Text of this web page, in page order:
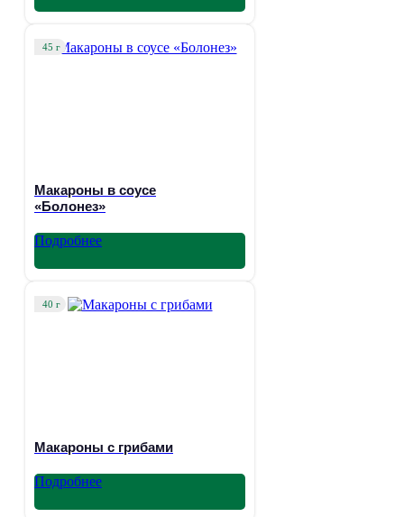
45 г
Макароны в соусе
«Болонез»
Подробнее
40 г
Макароны с грибами
Подробнее